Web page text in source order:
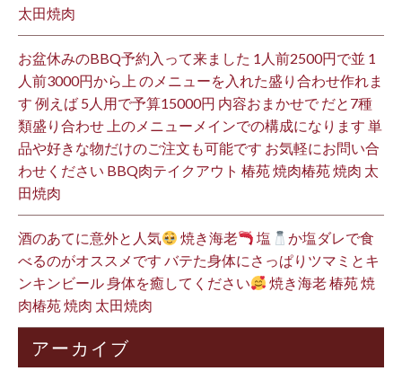
太田焼肉
お盆休みのBBQ予約入って来ました 1人前2500円で並 1
人前3000円から上 のメニューを入れた盛り合わせ作れま
す 例えば 5人用で予算15000円 内容おまかせで だと7種
類盛り合わせ 上のメニューメインでの構成になります 単
品や好きな物だけのご注文も可能です お気軽にお問い合
わせください BBQ肉テイクアウト 椿苑 焼肉椿苑 焼肉 太
田焼肉
酒のあてに意外と人気 焼き海老 塩
か塩ダレで食
べるのがオススメです バテた身体にさっぱりツマミとキ
ンキンビール 身体を癒してください
焼き海老 椿苑 焼
肉椿苑 焼肉 太田焼肉
アーカイブ